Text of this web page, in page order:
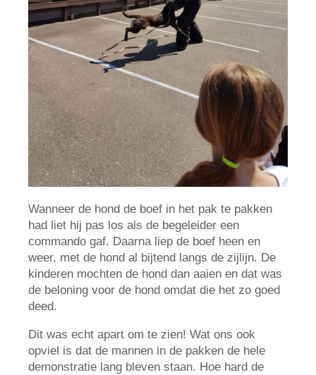
Wanneer de hond de boef in het pak te pakken
had liet hij pas los als de begeleider een
commando gaf. Daarna liep de boef heen en
weer, met de hond al bijtend langs de zijlijn. De
kinderen mochten de hond dan aaien en dat was
de beloning voor de hond omdat die het zo goed
deed.
Dit was echt apart om te zien! Wat ons ook
opviel is dat de mannen in de pakken de hele
demonstratie lang bleven staan. Hoe hard de